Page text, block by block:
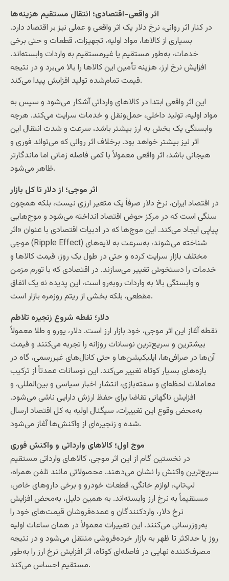
اثر واقعی-اقتصادی؛ انتقال مستقیم هزینه‌ها
در کنار اثر روانی، نرخ دلار یک اثر واقعی و عملی نیز بر اقتصاد دارد.
بسیاری از کالاها، مواد اولیه، تجهیزات، قطعات و حتی برخی
خدمات، به‌طور مستقیم یا غیرمستقیم به واردات وابسته‌اند.
افزایش نرخ ارز، هزینه تأمین این کالاها را بالا می‌برد و در نتیجه
قیمت تمام‌شده تولید افزایش پیدا می‌کند.
این اثر واقعی ابتدا در کالاهای وارداتی آشکار می‌شود و سپس به
مواد اولیه، تولید داخلی، حمل‌ونقل و خدمات سرایت می‌کند. هرچه
وابستگی یک بخش به ارز بیشتر باشد، سرعت و شدت انتقال این
اثر نیز بیشتر خواهد بود. برخلاف اثر روانی که می‌تواند فوری و
هیجانی باشد، اثر واقعی معمولاً با کمی فاصله زمانی اما ماندگارتر
ظاهر می‌شود.
اثر موجی؛ از دلار تا کل بازار
در اقتصاد ایران، نرخ دلار صرفاً یک متغیر ارزی نیست، بلکه همچون
سنگی است که در مرکز حوض اقتصاد انداخته می‌شود و موج‌هایی
پیاپی ایجاد می‌کند. این موج‌ها که در ادبیات اقتصادی با عنوان «اثر
موجی (Ripple Effect) شناخته می‌شوند، به‌سرعت به لایه‌های
مختلف بازار سرایت کرده و حتی در طول یک روز، قیمت کالاها و
خدمات را دستخوش تغییر می‌سازند. در اقتصادی که با تورم مزمن
و وابستگی بالا به واردات روبه‌رو است، این پدیده نه یک اتفاق
مقطعی، بلکه بخشی از ریتم روزمره بازار است.
دلار؛ نقطه شروع زنجیره تلاطم
نقطه آغاز این اثر موجی، خود بازار ارز است. دلار، یورو و طلا معمولاً
بیشترین و سریع‌ترین نوسانات روزانه را تجربه می‌کنند و قیمت
آن‌ها در صرافی‌ها، اپلیکیشن‌ها و حتی کانال‌های غیررسمی، گاه در
بازه‌های بسیار کوتاه تغییر می‌کند. این نوسانات عمدتاً از ترکیب
معاملات لحظه‌ای و سفته‌بازی، انتشار اخبار سیاسی و بین‌المللی، و
افزایش ناگهانی تقاضا برای حفظ ارزش دارایی ناشی می‌شود.
به‌محض وقوع این تغییرات، سیگنال اولیه به کل اقتصاد ارسال
شده و زنجیره‌ای از واکنش‌ها آغاز می‌شود.
موج اول؛ کالاهای وارداتی و واکنش فوری
در نخستین گام از این اثر موجی، کالاهای وارداتی مستقیم
سریع‌ترین واکنش را نشان می‌دهند. محصولاتی مانند تلفن همراه،
لپ‌تاپ، لوازم خانگی، قطعات خودرو و برخی داروهای خاص،
مستقیماً به نرخ ارز وابسته‌اند. به همین دلیل، به‌محض افزایش
نرخ دلار، واردکنندگان و عمده‌فروشان قیمت‌های خود را
به‌روزرسانی می‌کنند. این تغییرات معمولاً در همان ساعات اولیه
روز یا حداکثر تا ظهر به بازار خرده‌فروشی منتقل می‌شود و در نتیجه
مصرف‌کننده نهایی در فاصله‌ای کوتاه، اثر افزایش نرخ ارز را به‌طور
مستقیم احساس می‌کند.